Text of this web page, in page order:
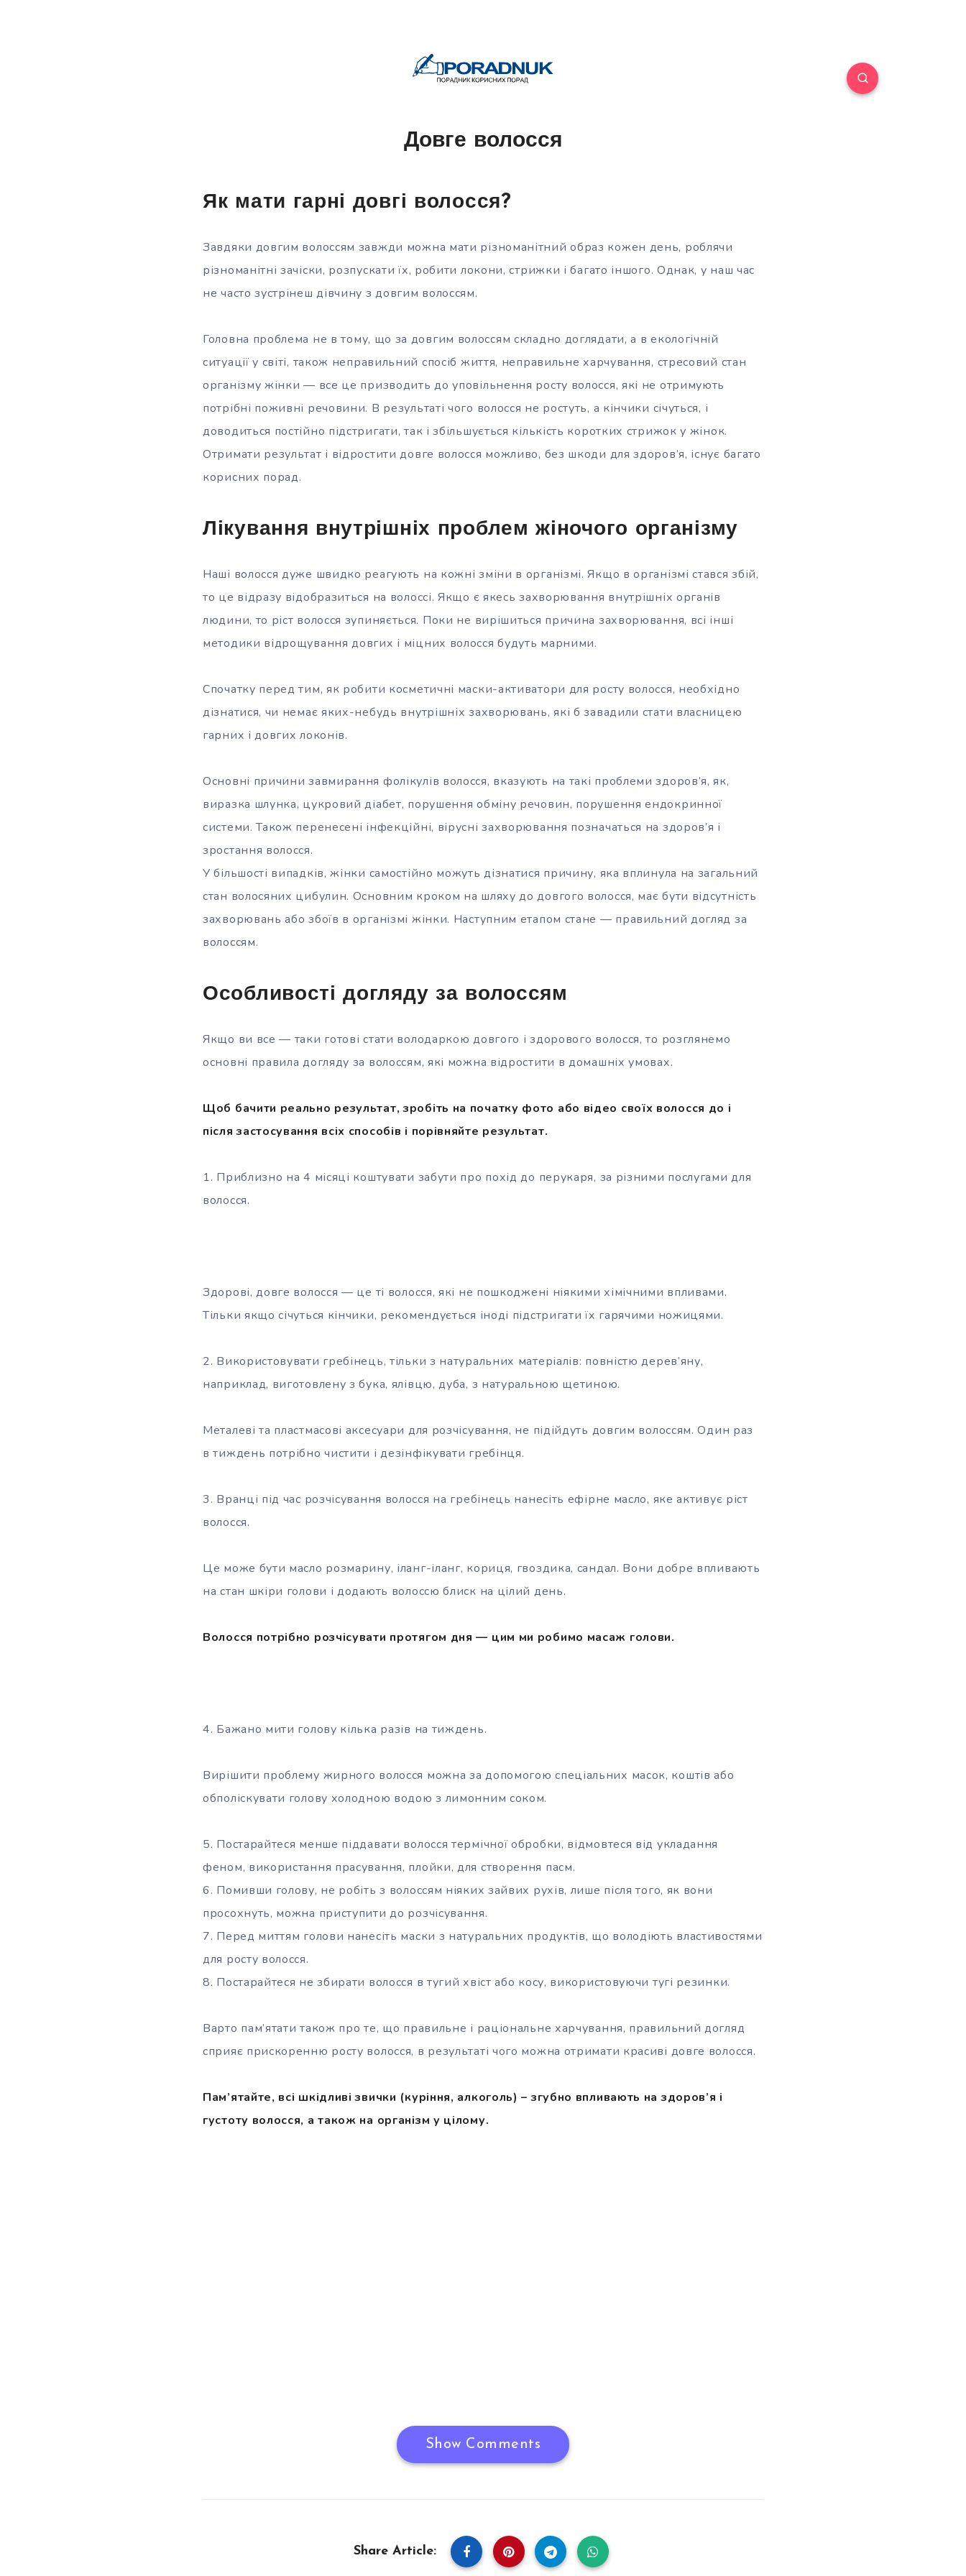
Довге волосся
Як мати гарні довгі волосся?
Завдяки довгим волоссям завжди можна мати різноманітний образ кожен день, роблячи
різноманітні зачіски, розпускати їх, робити локони, стрижки і багато іншого. Однак, у наш час
не часто зустрінеш дівчину з довгим волоссям.
Головна проблема не в тому, що за довгим волоссям складно доглядати, а в екологічній
ситуації у світі, також неправильний спосіб життя, неправильне харчування, стресовий стан
організму жінки — все це призводить до уповільнення росту волосся, які не отримують
потрібні поживні речовини. В результаті чого волосся не ростуть, а кінчики січуться, і
доводиться постійно підстригати, так і збільшується кількість коротких стрижок у жінок.
Отримати результат і відростити довге волосся можливо, без шкоди для здоров’я, існує багато
корисних порад.
Лікування внутрішніх проблем жіночого організму
Наші волосся дуже швидко реагують на кожні зміни в організмі. Якщо в організмі стався збій,
то це відразу відобразиться на волоссі. Якщо є якесь захворювання внутрішніх органів
людини, то ріст волосся зупиняється. Поки не вирішиться причина захворювання, всі інші
методики відрощування довгих і міцних волосся будуть марними.
Спочатку перед тим, як робити косметичні маски-активатори для росту волосся, необхідно
дізнатися, чи немає яких-небудь внутрішніх захворювань, які б завадили стати власницею
гарних і довгих локонів.
Основні причини завмирання фолікулів волосся, вказують на такі проблеми здоров’я, як,
виразка шлунка, цукровий діабет, порушення обміну речовин, порушення ендокринної
системи. Також перенесені інфекційні, вірусні захворювання позначаться на здоров’я і
зростання волосся.
У більшості випадків, жінки самостійно можуть дізнатися причину, яка вплинула на загальний
стан волосяних цибулин. Основним кроком на шляху до довгого волосся, має бути відсутність
захворювань або збоїв в організмі жінки. Наступним етапом стане — правильний догляд за
волоссям.
Особливості догляду за волоссям
Якщо ви все — таки готові стати володаркою довгого і здорового волосся, то розглянемо
основні правила догляду за волоссям, які можна відростити в домашніх умовах.
Щоб бачити реально результат, зробіть на початку фото або відео своїх волосся до і
після застосування всіх способів і порівняйте результат.
1. Приблизно на 4 місяці коштувати забути про похід до перукаря, за різними послугами для
волосся.
Здорові, довге волосся — це ті волосся, які не пошкоджені ніякими хімічними впливами.
Тільки якщо січуться кінчики, рекомендується іноді підстригати їх гарячими ножицями.
2. Використовувати гребінець, тільки з натуральних матеріалів: повністю дерев’яну,
наприклад, виготовлену з бука, ялівцю, дуба, з натуральною щетиною.
Металеві та пластмасові аксесуари для розчісування, не підійдуть довгим волоссям. Один раз
в тиждень потрібно чистити і дезінфікувати гребінця.
3. Вранці під час розчісування волосся на гребінець нанесіть ефірне масло, яке активує ріст
волосся.
Це може бути масло розмарину, іланг-іланг, кориця, гвоздика, сандал. Вони добре впливають
на стан шкіри голови і додають волоссю блиск на цілий день.
Волосся потрібно розчісувати протягом дня — цим ми робимо масаж голови.
4. Бажано мити голову кілька разів на тиждень.
Вирішити проблему жирного волосся можна за допомогою спеціальних масок, коштів або
обполіскувати голову холодною водою з лимонним соком.
5. Постарайтеся менше піддавати волосся термічної обробки, відмовтеся від укладання
феном, використання прасування, плойки, для створення пасм.
6. Помивши голову, не робіть з волоссям ніяких зайвих рухів, лише після того, як вони
просохнуть, можна приступити до розчісування.
7. Перед миттям голови нанесіть маски з натуральних продуктів, що володіють властивостями
для росту волосся.
8. Постарайтеся не збирати волосся в тугий хвіст або косу, використовуючи тугі резинки.
Варто пам’ятати також про те, що правильне і раціональне харчування, правильний догляд
сприяє прискоренню росту волосся, в результаті чого можна отримати красиві довге волосся.
Пам’ятайте, всі шкідливі звички (куріння, алкоголь) – згубно впливають на здоров’я і
густоту волосся, а також на організм у цілому.
Show Comments
Share Article: